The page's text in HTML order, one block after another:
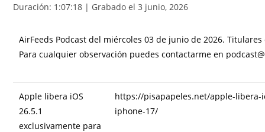
COMPART
INCRUSTA
Duración: 1:07:18 | Grabado el 3 junio, 2026
AirFeeds Podcast del miércoles 03 de junio de 2026.
Para cualquier observación puedes contactarme en
Apple libera iOS
26.5.1
exclusivamente para
https://pisapapeles.net/apple-libera-
iphone-17/